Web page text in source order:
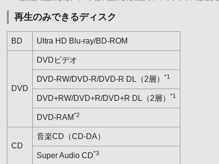
再生のみできるディスク
BD Ultra HD Blu-ray/BD-ROM
DVD
DVDビデオ
DVD-RW/DVD-R/DVD-R DL（2層） *1
DVD+RW/DVD+R/DVD+R DL（2層） *1
DVD-RAM*2
CD
音楽CD（CD-DA）
Super Audio CD*3